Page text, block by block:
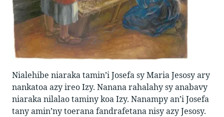
Nialehibe niaraka tamin’i Josefa sy Maria Jesosy ary
nankatoa azy ireo Izy. Nanana rahalahy sy anabavy
niaraka nilalao taminy koa Izy. Nanampy an’i Josefa
tany amin’ny toerana fandrafetana nisy azy Jesosy.